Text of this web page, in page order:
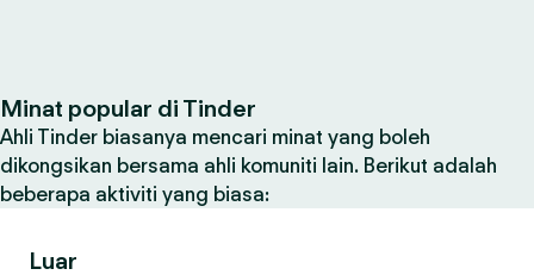
Minat popular di Tinder
Ahli Tinder biasanya mencari minat yang boleh
dikongsikan bersama ahli komuniti lain. Berikut adalah
beberapa aktiviti yang biasa:
Luar